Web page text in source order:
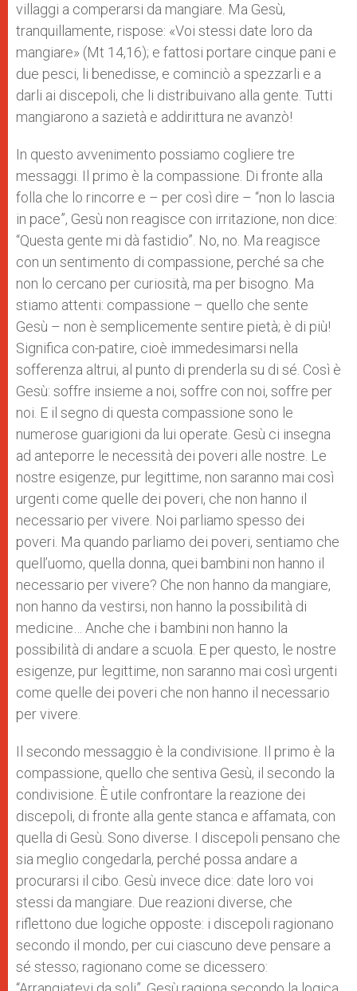
villaggi a comperarsi da mangiare. Ma Gesù,
tranquillamente, rispose: «Voi stessi date loro da
mangiare» (Mt 14,16); e fattosi portare cinque pani e
due pesci, li benedisse, e cominciò a spezzarli e a
darli ai discepoli, che li distribuivano alla gente. Tutti
mangiarono a sazietà e addirittura ne avanzò!
In questo avvenimento possiamo cogliere tre
messaggi. Il primo è la compassione. Di fronte alla
folla che lo rincorre e – per così dire – “non lo lascia
in pace”, Gesù non reagisce con irritazione, non dice:
“Questa gente mi dà fastidio”. No, no. Ma reagisce
con un sentimento di compassione, perché sa che
non lo cercano per curiosità, ma per bisogno. Ma
stiamo attenti: compassione – quello che sente
Gesù – non è semplicemente sentire pietà; è di più!
Significa con-patire, cioè immedesimarsi nella
sofferenza altrui, al punto di prenderla su di sé. Così è
Gesù: soffre insieme a noi, soffre con noi, soffre per
noi. E il segno di questa compassione sono le
numerose guarigioni da lui operate. Gesù ci insegna
ad anteporre le necessità dei poveri alle nostre. Le
nostre esigenze, pur legittime, non saranno mai così
urgenti come quelle dei poveri, che non hanno il
necessario per vivere. Noi parliamo spesso dei
poveri. Ma quando parliamo dei poveri, sentiamo che
quell’uomo, quella donna, quei bambini non hanno il
necessario per vivere? Che non hanno da mangiare,
non hanno da vestirsi, non hanno la possibilità di
medicine… Anche che i bambini non hanno la
possibilità di andare a scuola. E per questo, le nostre
esigenze, pur legittime, non saranno mai così urgenti
come quelle dei poveri che non hanno il necessario
per vivere.
Il secondo messaggio è la condivisione. Il primo è la
compassione, quello che sentiva Gesù, il secondo la
condivisione. È utile confrontare la reazione dei
discepoli, di fronte alla gente stanca e affamata, con
quella di Gesù. Sono diverse. I discepoli pensano che
sia meglio congedarla, perché possa andare a
procurarsi il cibo. Gesù invece dice: date loro voi
stessi da mangiare. Due reazioni diverse, che
riflettono due logiche opposte: i discepoli ragionano
secondo il mondo, per cui ciascuno deve pensare a
sé stesso; ragionano come se dicessero: